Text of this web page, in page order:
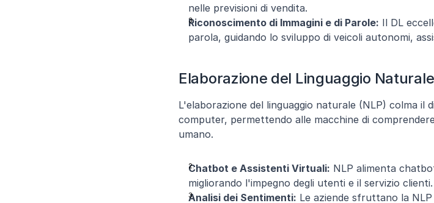
nelle previsioni di vendita.
Riconoscimento di Immagini e di Parole: Il DL
parola, guidando lo sviluppo di veicoli autonomi,
Elaborazione del Linguaggio Naturale
L'elaborazione del linguaggio naturale (NLP) colma il
computer, permettendo alle macchine di
umano.
Chatbot e Assistenti Virtuali: NLP alimenta
migliorando l'impegno degli utenti e il servizio clienti.
Analisi dei Sentimenti: Le aziende sfruttano la